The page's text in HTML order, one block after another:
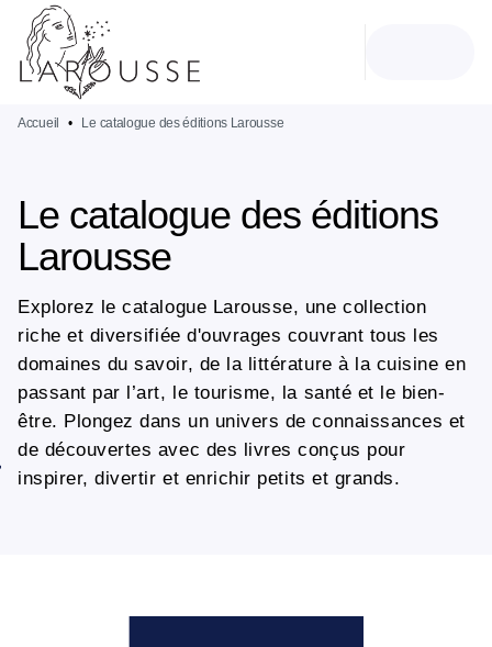
MENU
PIED DE PAGE
Accueil • Le catalogue des éditions Larousse
Le catalogue des éditions
Larousse
Explorez le catalogue Larousse, une collection
riche et diversifiée d'ouvrages couvrant tous les
domaines du savoir, de la littérature à la cuisine en
passant par l’art, le tourisme, la santé et le bien-
être. Plongez dans un univers de connaissances et
de découvertes avec des livres conçus pour
inspirer, divertir et enrichir petits et grands.